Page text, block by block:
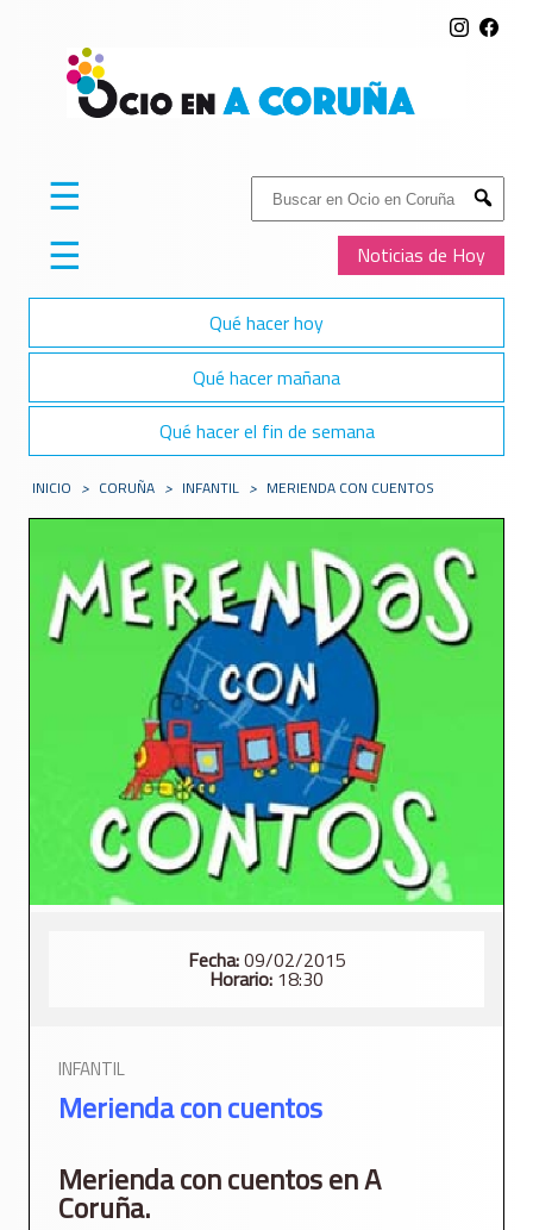
Buscar:
Submit
Noticias de Hoy
☰
☰
Qué hacer hoy
Qué hacer mañana
Qué hacer el fin de semana
INICIO > CORUÑA > INFANTIL > MERIENDA CON CUENTOS
Fecha:09/02/2015
Horario: 18:30
INFANTIL
Merienda con cuentos
Merienda con cuentos en A
Coruña.